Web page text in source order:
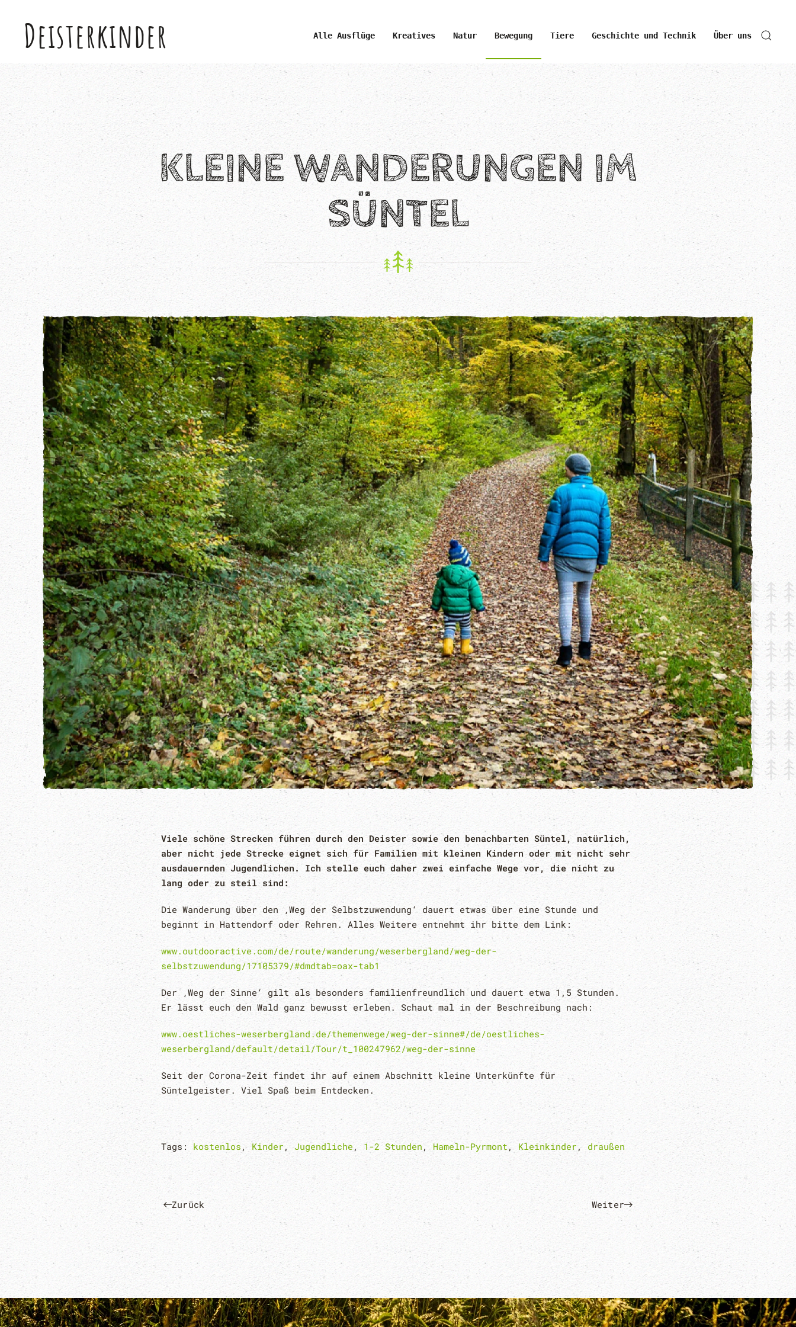
Skip to main content
Deisterkinder Alle Ausflüge Kreatives Natur Bewegung Tiere Geschichte und Technik Über uns
KLEINE WANDERUNGEN IM
SÜNTEL
Viele schöne Strecken führen durch den Deister sowie den benachbarten Süntel, natürlich,
aber nicht jede Strecke eignet sich für Familien mit kleinen Kindern oder mit nicht sehr
ausdauernden Jugendlichen. Ich stelle euch daher zwei einfache Wege vor, die nicht zu
lang oder zu steil sind:
Die Wanderung über den ‚Weg der Selbstzuwendung‘ dauert etwas über eine Stunde und
beginnt in Hattendorf oder Rehren. Alles Weitere entnehmt ihr bitte dem Link:
www.outdooractive.com/de/route/wanderung/weserbergland/weg-der-
selbstzuwendung/17105379/#dmdtab=oax-tab1
Der ‚Weg der Sinne‘ gilt als besonders familienfreundlich und dauert etwa 1,5 Stunden.
Er lässt euch den Wald ganz bewusst erleben. Schaut mal in der Beschreibung nach:
www.oestliches-weserbergland.de/themenwege/weg-der-sinne#/de/oestliches-
weserbergland/default/detail/Tour/t_100247962/weg-der-sinne
Seit der Corona-Zeit findet ihr auf einem Abschnitt kleine Unterkünfte für
Süntelgeister. Viel Spaß beim Entdecken.
Tags: kostenlos , Kinder ,Jugendliche , 1-2 Stunden , Hameln-Pyrmont , Kleinkinder, draußen
Zurück Weiter